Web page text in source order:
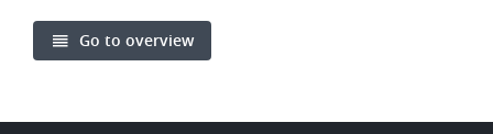
Go to overview